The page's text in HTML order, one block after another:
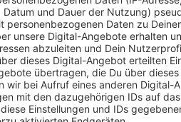
Das bedeutet zum
Besuchen von Kindern
Maßnahmen bleiben
weiter nur in
den Toren statt. Die